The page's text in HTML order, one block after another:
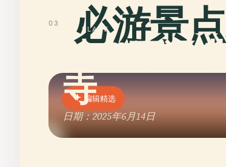
03 必游景点
编辑精选
01 · PLACE
达尔瓦泽诺
寺
日期：2025年6月14日